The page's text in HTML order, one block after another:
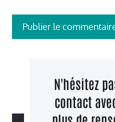
N'hésitez
contact